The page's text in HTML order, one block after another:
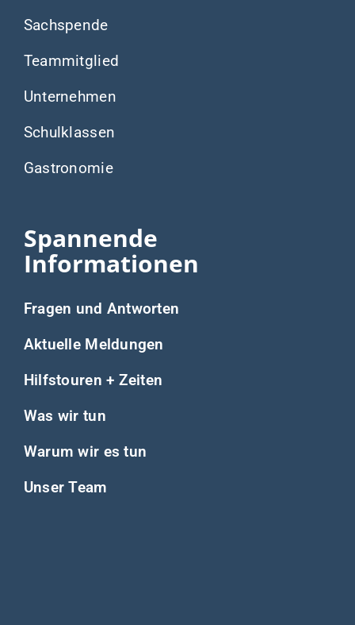
Sachspende
Teammitglied
Unternehmen
Schulklassen
Gastronomie
Spannende
Informationen
Fragen und Antworten
Aktuelle Meldungen
Hilfstouren + Zeiten
Was wir tun
Warum wir es tun
Unser Team